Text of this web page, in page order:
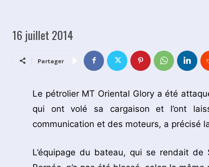
16 juillet 2014
Partager
Le pétrolier MT Oriental Glory a été
qui ont volé sa cargaison et l’ont
communication et des moteurs, a précisé
L’équipage du bateau, qui se rendait